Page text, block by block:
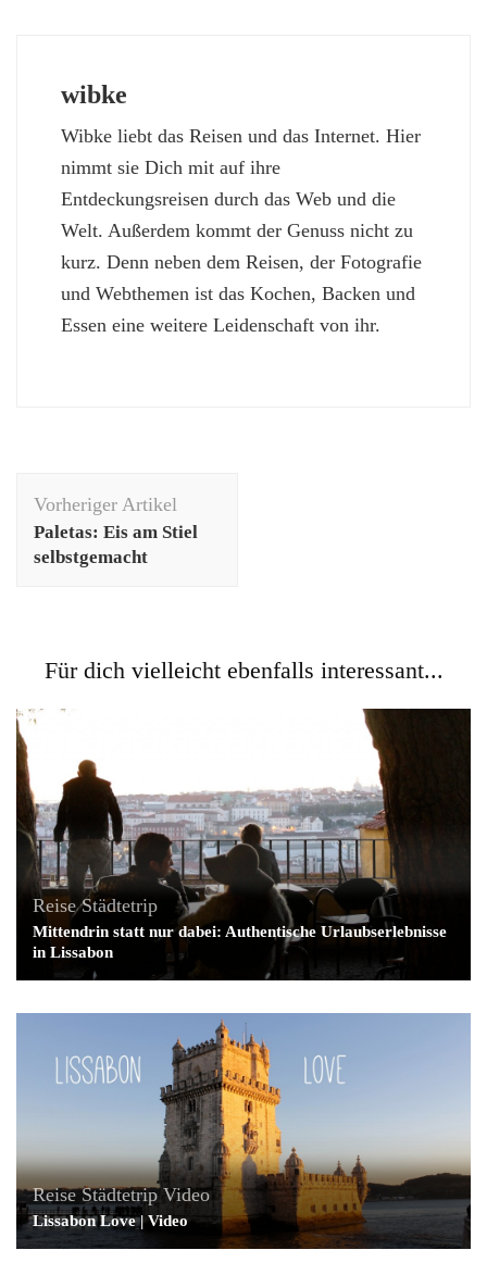
wibke
Wibke liebt das Reisen und das Internet. Hier
nimmt sie Dich mit auf ihre
Entdeckungsreisen durch das Web und die
Welt. Außerdem kommt der Genuss nicht zu
kurz. Denn neben dem Reisen, der Fotografie
und Webthemen ist das Kochen, Backen und
Essen eine weitere Leidenschaft von ihr.
Vorheriger Artikel
Paletas: Eis am Stiel
selbstgemacht
Für dich vielleicht ebenfalls interessant...
Reise Städtetrip
Mittendrin statt nur dabei: Authentische Urlaubserlebnisse
in Lissabon
Reise Städtetrip Video
Lissabon Love | Video